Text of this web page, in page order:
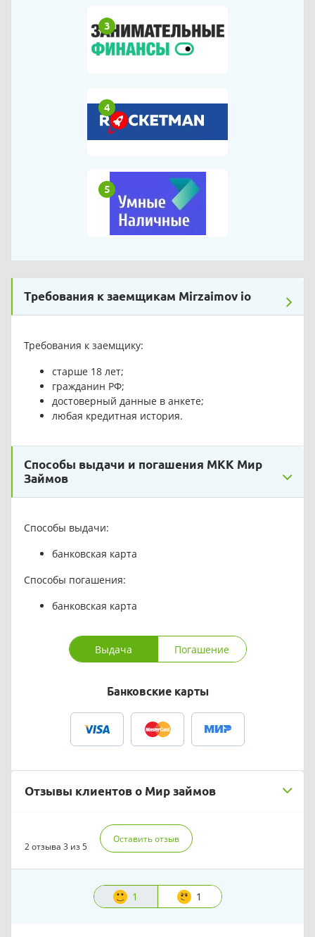
3
4
5
Требования к заемщикам Mirzaimov io
Требования к заемщику:
старше 18 лет;
гражданин РФ;
достоверный данные в анкете;
любая кредитная история.
Способы выдачи и погашения МКК Мир
Займов
Способы выдачи:
банковская карта
Способы погашения:
банковская карта
Выдача Погашение
Банковские карты
Отзывы клиентов о Мир займов
2 отзыва 3 из 5
Оставить отзыв
1 1